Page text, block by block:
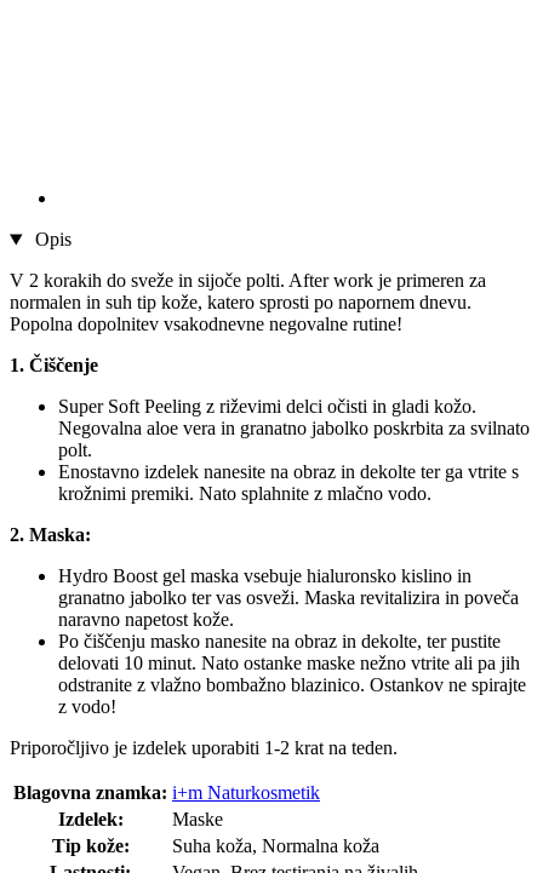
Opis
V 2 korakih do sveže in sijoče polti. After work je primeren za
normalen in suh tip kože, katero sprosti po napornem dnevu.
Popolna dopolnitev vsakodnevne negovalne rutine!
1. Čiščenje
Super Soft Peeling z riževimi delci očisti in gladi kožo.
Negovalna aloe vera in granatno jabolko poskrbita za svilnato
polt.
Enostavno izdelek nanesite na obraz in dekolte ter ga vtrite s
krožnimi premiki. Nato splahnite z mlačno vodo.
2. Maska:
Hydro Boost gel maska vsebuje hialuronsko kislino in
granatno jabolko ter vas osveži. Maska revitalizira in poveča
naravno napetost kože.
Po čiščenju masko nanesite na obraz in dekolte, ter pustite
delovati 10 minut. Nato ostanke maske nežno vtrite ali pa jih
odstranite z vlažno bombažno blazinico. Ostankov ne spirajte
z vodo!
Priporočljivo je izdelek uporabiti 1-2 krat na teden.
Blagovna znamka: i+m Naturkosmetik
Izdelek:
Maske
Tip kože:
Suha koža, Normalna koža